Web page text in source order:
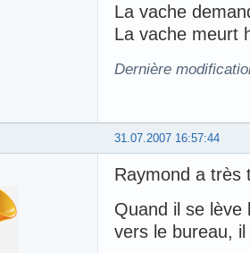
La vache
La vache meurt
Dernière
31.07.2007 16:57:44
Raymond a très
Quand il se lève
vers le bureau,